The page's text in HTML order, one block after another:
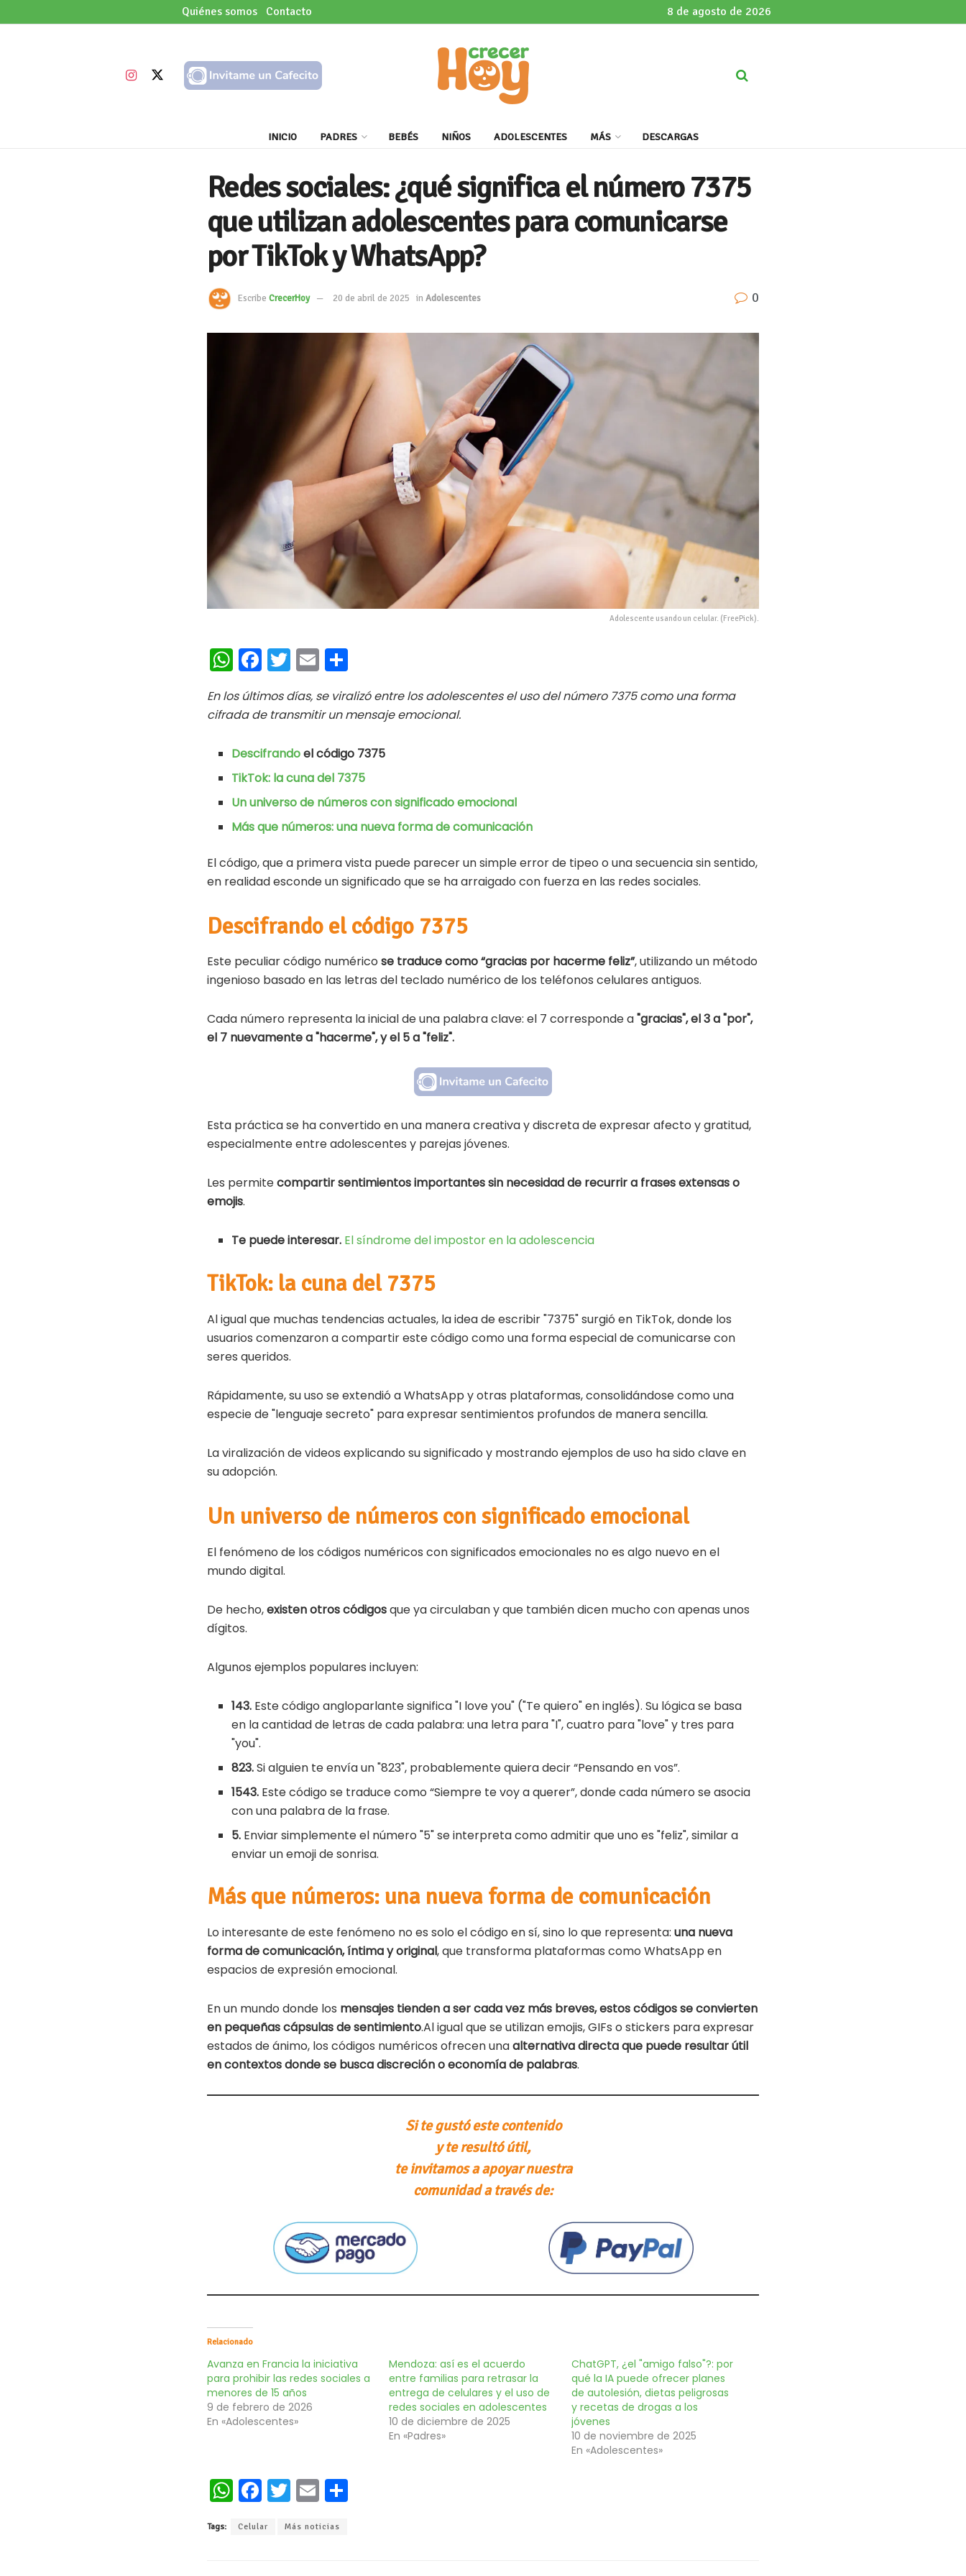
Quiénes somos Contacto 8 de agosto de 2026
INICIO PADRES BEBÉS NIÑOS ADOLESCENTES MÁS DESCARGAS
Redes sociales: ¿qué significa el número 7375
que utilizan adolescentes para comunicarse
por TikTok y WhatsApp?
Escribe CrecerHoy 20 de abril de 2025 in Adolescentes 0
Adolescente usando un celular. (FreePick).
W
at
s
A
p
p
Fa
b
oo
k
T
tt
er
E
ai
l
m
p
ar
ti
r
En los últimos días, se viralizó entre los adolescentes el uso del número 7375 como una forma
cifrada de transmitir un mensaje emocional.
Descifrandoel código 7375
TikTok: la cuna del 7375
Un universo de números con significado emocional
Más que números: una nueva forma de comunicación
El código, que a primera vista puede parecer un simple error de tipeo o una secuencia sin sentido,
en realidad esconde un significado que se ha arraigado con fuerza en las redes sociales.
Descifrando el código 7375
Este peculiar código numérico se traduce como “gracias por hacerme feliz”, utilizando un método
ingenioso basado en las letras del teclado numérico de los teléfonos celulares antiguos.
Cada número representa la inicial de una palabra clave: el 7 corresponde a"gracias", el 3 a "por",
el 7 nuevamente a "hacerme", y el 5 a "feliz".
Esta práctica se ha convertido en una manera creativa y discreta de expresar afecto y gratitud,
especialmente entre adolescentes y parejas jóvenes.
Les permitecompartir sentimientos importantes sin necesidad de recurrir a frases extensas o
emojis.
Te puede interesar. El síndrome del impostor en la adolescencia
TikTok: la cuna del 7375
Al igual que muchas tendencias actuales, la idea de escribir "7375" surgió en TikTok, donde los
usuarios comenzaron a compartir este código como una forma especial de comunicarse con
seres queridos.
Rápidamente, su uso se extendió a WhatsApp y otras plataformas, consolidándose como una
especie de "lenguaje secreto" para expresar sentimientos profundos de manera sencilla.
La viralización de videos explicando su significado y mostrando ejemplos de uso ha sido clave en
su adopción.
Un universo de números con significado emocional
El fenómeno de los códigos numéricos con significados emocionales no es algo nuevo en el
mundo digital.
De hecho,existen otros códigosque ya circulaban y que también dicen mucho con apenas unos
dígitos.
Algunos ejemplos populares incluyen:
143. Este código angloparlante significa "I love you" ("Te quiero" en inglés). Su lógica se basa
en la cantidad de letras de cada palabra: una letra para "I", cuatro para "love" y tres para
"you".
823.Si alguien te envía un "823", probablemente quiera decir “Pensando en vos”.
1543. Este código se traduce como “Siempre te voy a querer”, donde cada número se asocia
con una palabra de la frase.
5. Enviar simplemente el número "5" se interpreta como admitir que uno es "feliz", similar a
enviar un emoji de sonrisa.
Más que números: una nueva forma de comunicación
Lo interesante de este fenómeno no es solo el código en sí, sino lo que representa: una nueva
forma de comunicación, íntima y original, que transforma plataformas como WhatsApp en
espacios de expresión emocional.
En un mundo donde los mensajes tienden a ser cada vez más breves, estos códigos se convierten
en pequeñas cápsulas de sentimiento.Al igual que se utilizan emojis, GIFs o stickers para expresar
estados de ánimo, los códigos numéricos ofrecen unaalternativa directa que puede resultar útil
en contextos donde se busca discreción o economía de palabras.
Si te gustó este contenido
y te resultó útil,
te invitamos a apoyar nuestra
comunidad a través de:
Relacionado
Avanza en Francia la iniciativa
para prohibir las redes sociales a
menores de 15 años
9 de febrero de 2026
En «Adolescentes»
Mendoza: así es el acuerdo
entre familias para retrasar la
entrega de celulares y el uso de
redes sociales en adolescentes
10 de diciembre de 2025
En «Padres»
ChatGPT, ¿el "amigo falso"?: por
qué la IA puede ofrecer planes
de autolesión, dietas peligrosas
y recetas de drogas a los
jóvenes
10 de noviembre de 2025
En «Adolescentes»
W
at
Fa
b
T
tt
E
ai
Tags: Celular Más noticias